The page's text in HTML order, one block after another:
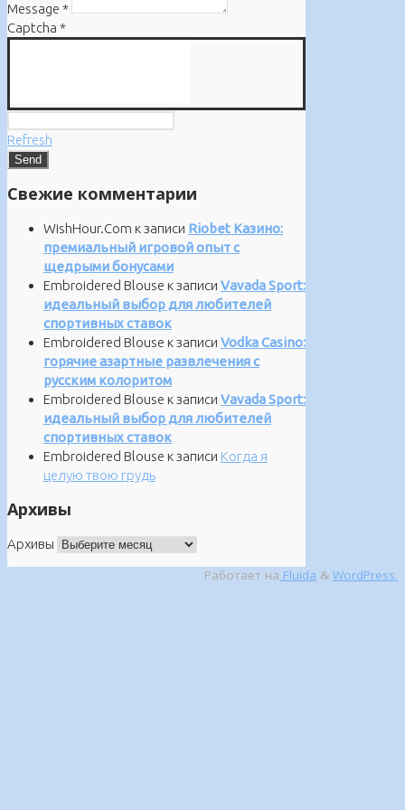
Message *
Captcha *
Refresh
Свежие комментарии
WishHour.Com к записи Riobet Казино:
премиальный игровой опыт с
щедрыми бонусами
Embroidered Blouse к записи Vavada Sport:
идеальный выбор для любителей
спортивных ставок
Embroidered Blouse к записи Vodka Casino:
горячие азартные развлечения с
русским колоритом
Embroidered Blouse к записи Vavada Sport:
идеальный выбор для любителей
спортивных ставок
Embroidered Blouse к записи Когда я
целую твою грудь
Архивы
Архивы
Работает на Fluida & WordPress.